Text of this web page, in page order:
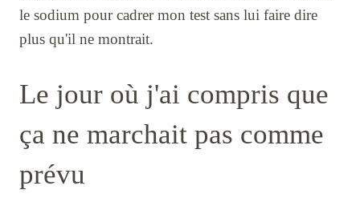
le sodium pour cadrer mon test sans lui faire dire
plus qu'il ne montrait.
Le jour où j'ai compris que
ça ne marchait pas comme
prévu